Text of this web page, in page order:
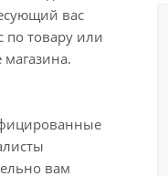
вас
по товару или
магазина.
вам